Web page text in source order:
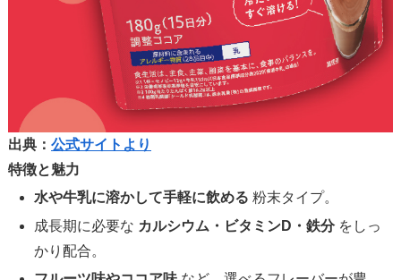
出典： 公式サイトより
特徴と魅力
水や牛乳に溶かして手軽に飲める 粉末タイプ。
成長期に必要な カルシウム・ビタミンD・鉄分をしっ
かり配合。